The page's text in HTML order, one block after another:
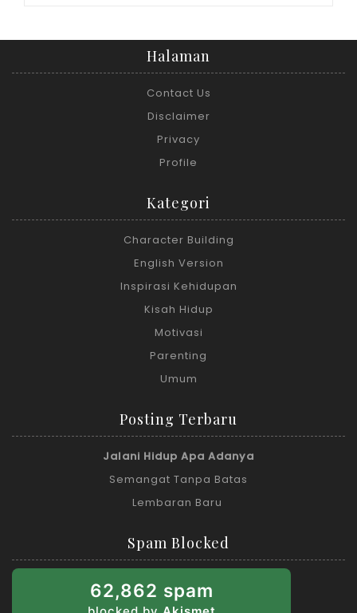
Halaman
Contact Us
Disclaimer
Privacy
Profile
Kategori
Character Building
English Version
Inspirasi Kehidupan
Kisah Hidup
Motivasi
Parenting
Umum
Posting Terbaru
Jalani Hidup Apa Adanya
Semangat Tanpa Batas
Lembaran Baru
Spam Blocked
62,862 spam